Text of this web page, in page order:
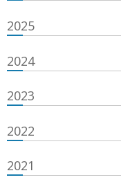
2025
2024
2023
2022
2021